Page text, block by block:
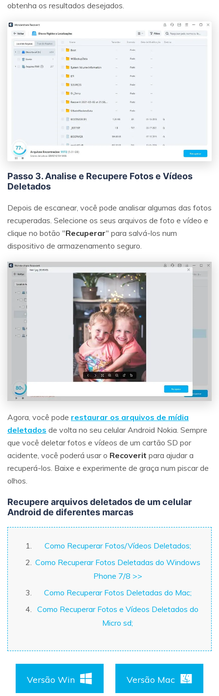
obtenha os resultados desejados.
Passo 3. Analise e Recupere Fotos e Vídeos
Deletados
Depois de escanear, você pode analisar algumas das fotos
recuperadas. Selecione os seus arquivos de foto e vídeo e
clique no botão "Recuperar" para salvá-los num
dispositivo de armazenamento seguro.
Agora, você pode restaurar os arquivos de mídia
deletados de volta no seu celular Android Nokia. Sempre
que você deletar fotos e vídeos de um cartão SD por
acidente, você poderá usar o Recoverit para ajudar a
recuperá-los. Baixe e experimente de graça num piscar de
olhos.
Recupere arquivos deletados de um celular
Android de diferentes marcas
Como Recuperar Fotos/Vídeos Deletados;
Como Recuperar Fotos Deletadas do Windows
Phone 7/8 >>
Como Recuperar Fotos Deletadas do Mac;
Como Recuperar Fotos e Vídeos Deletados do
Micro sd;
Versão Win Versão Mac